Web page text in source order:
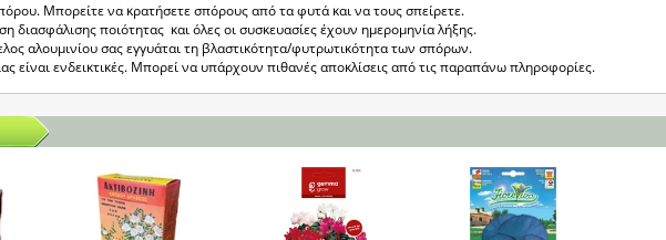
Μπορείτε να κρατήσετε σπόρους από τα φυτά και να τους σπείρετε.
διασφάλισης ποιότητας και όλες οι συσκευασίες έχουν ημερομηνία λήξης.
αλουμινίου σας εγγυάται τη βλαστικότητα/φυτρωτικότητα των σπόρων.
είναι ενδεικτικές. Μπορεί να υπάρχουν πιθανές αποκλίσεις από τις παραπάνω πληροφορίες.